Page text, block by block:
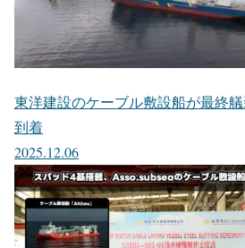
東洋建設のケーブル敷設船が最終
到着
2025.12.06